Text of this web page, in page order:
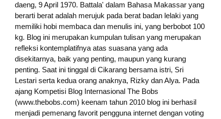
daeng, 9 April 1970. Battala' dalam Bahasa Makassar yang
berarti berat adalah merujuk pada berat badan lelaki yang
memiliki hobi membaca dan menulis ini, yang berbobot 100
kg. Blog ini merupakan kumpulan tulisan yang merupakan
refleksi kontemplatifnya atas suasana yang ada
disekitarnya, baik yang penting, maupun yang kurang
penting. Saat ini tinggal di Cikarang bersama istri, Sri
Lestari serta kedua orang anaknya, Rizky dan Alya. Pada
ajang Kompetisi Blog Internasional The Bobs
(www.thebobs.com) keenam tahun 2010 blog ini berhasil
menjadi pemenang favorit pengguna internet dengan voting